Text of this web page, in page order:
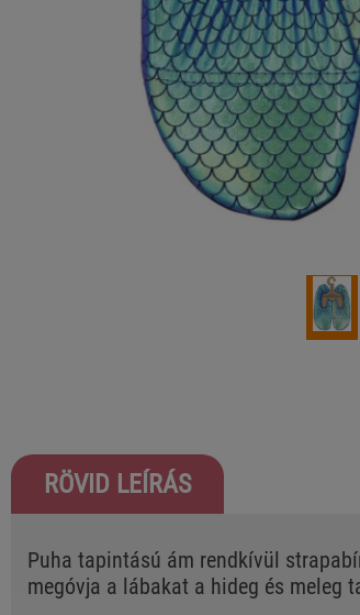
RÖVID LEÍRÁS
Puha tapintású ám rendkívül
megóvja a lábakat a hideg és meleg